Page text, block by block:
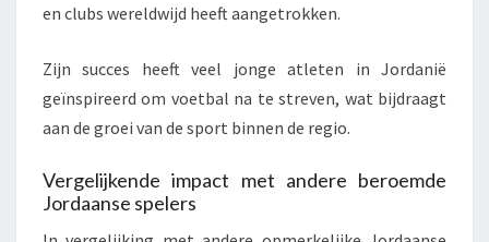
en clubs wereldwijd heeft aangetrokken.
Zijn succes heeft veel jonge atleten in Jordanië
geïnspireerd om voetbal na te streven, wat bijdraagt
aan de groei van de sport binnen de regio.
Vergelijkende impact met andere beroemde
Jordaanse spelers